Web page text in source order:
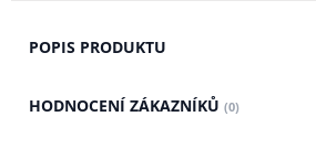
POPIS PRODUKTU
HODNOCENÍ ZÁKAZNÍKŮ (0)